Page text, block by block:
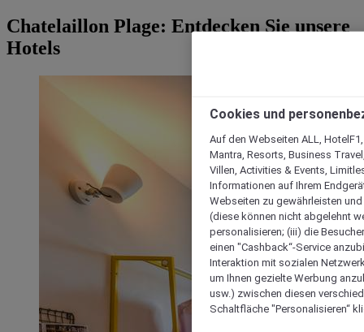
Chatelaillon Plage: Entdecken Sie unsere
Hotels
Cookies und
Auf den Webseiten ALL,
Mantra, Resorts, Business
Villen, Activities & Events,
Informationen auf Ihrem
Webseiten zu gewährleisten
(diese können nicht abgelehnt
personalisieren; (iii) die
einen "Cashback“-Service
Interaktion mit sozialen
um Ihnen gezielte Werbung
usw.) zwischen diesen
Schaltfläche "Personalisieren“